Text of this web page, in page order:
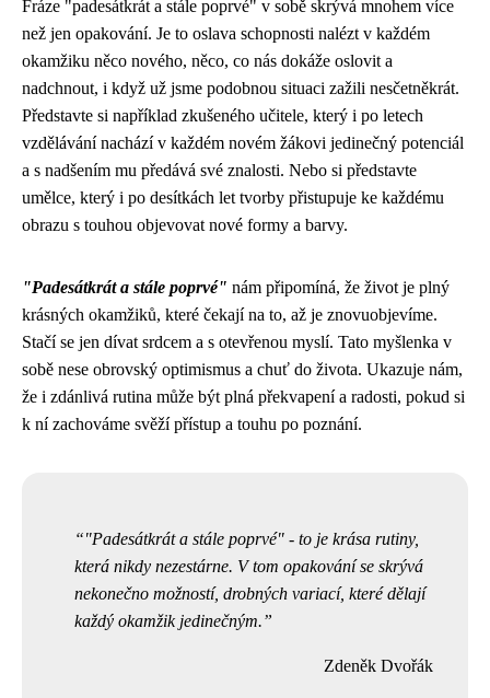
Fráze "padesátkrát a stále poprvé" v sobě skrývá mnohem více
než jen opakování. Je to oslava schopnosti nalézt v každém
okamžiku něco nového, něco, co nás dokáže oslovit a
nadchnout, i když už jsme podobnou situaci zažili nesčetněkrát.
Představte si například zkušeného učitele, který i po letech
vzdělávání nachází v každém novém žákovi jedinečný potenciál
a s nadšením mu předává své znalosti. Nebo si představte
umělce, který i po desítkách let tvorby přistupuje ke každému
obrazu s touhou objevovat nové formy a barvy.
"Padesátkrát a stále poprvé" nám připomíná, že život je plný
krásných okamžiků, které čekají na to, až je znovuobjevíme.
Stačí se jen dívat srdcem a s otevřenou myslí. Tato myšlenka v
sobě nese obrovský optimismus a chuť do života. Ukazuje nám,
že i zdánlivá rutina může být plná překvapení a radosti, pokud si
k ní zachováme svěží přístup a touhu po poznání.
"Padesátkrát a stále poprvé" - to je krása rutiny,
která nikdy nezestárne. V tom opakování se skrývá
nekonečno možností, drobných variací, které dělají
každý okamžik jedinečným.
Zdeněk Dvořák